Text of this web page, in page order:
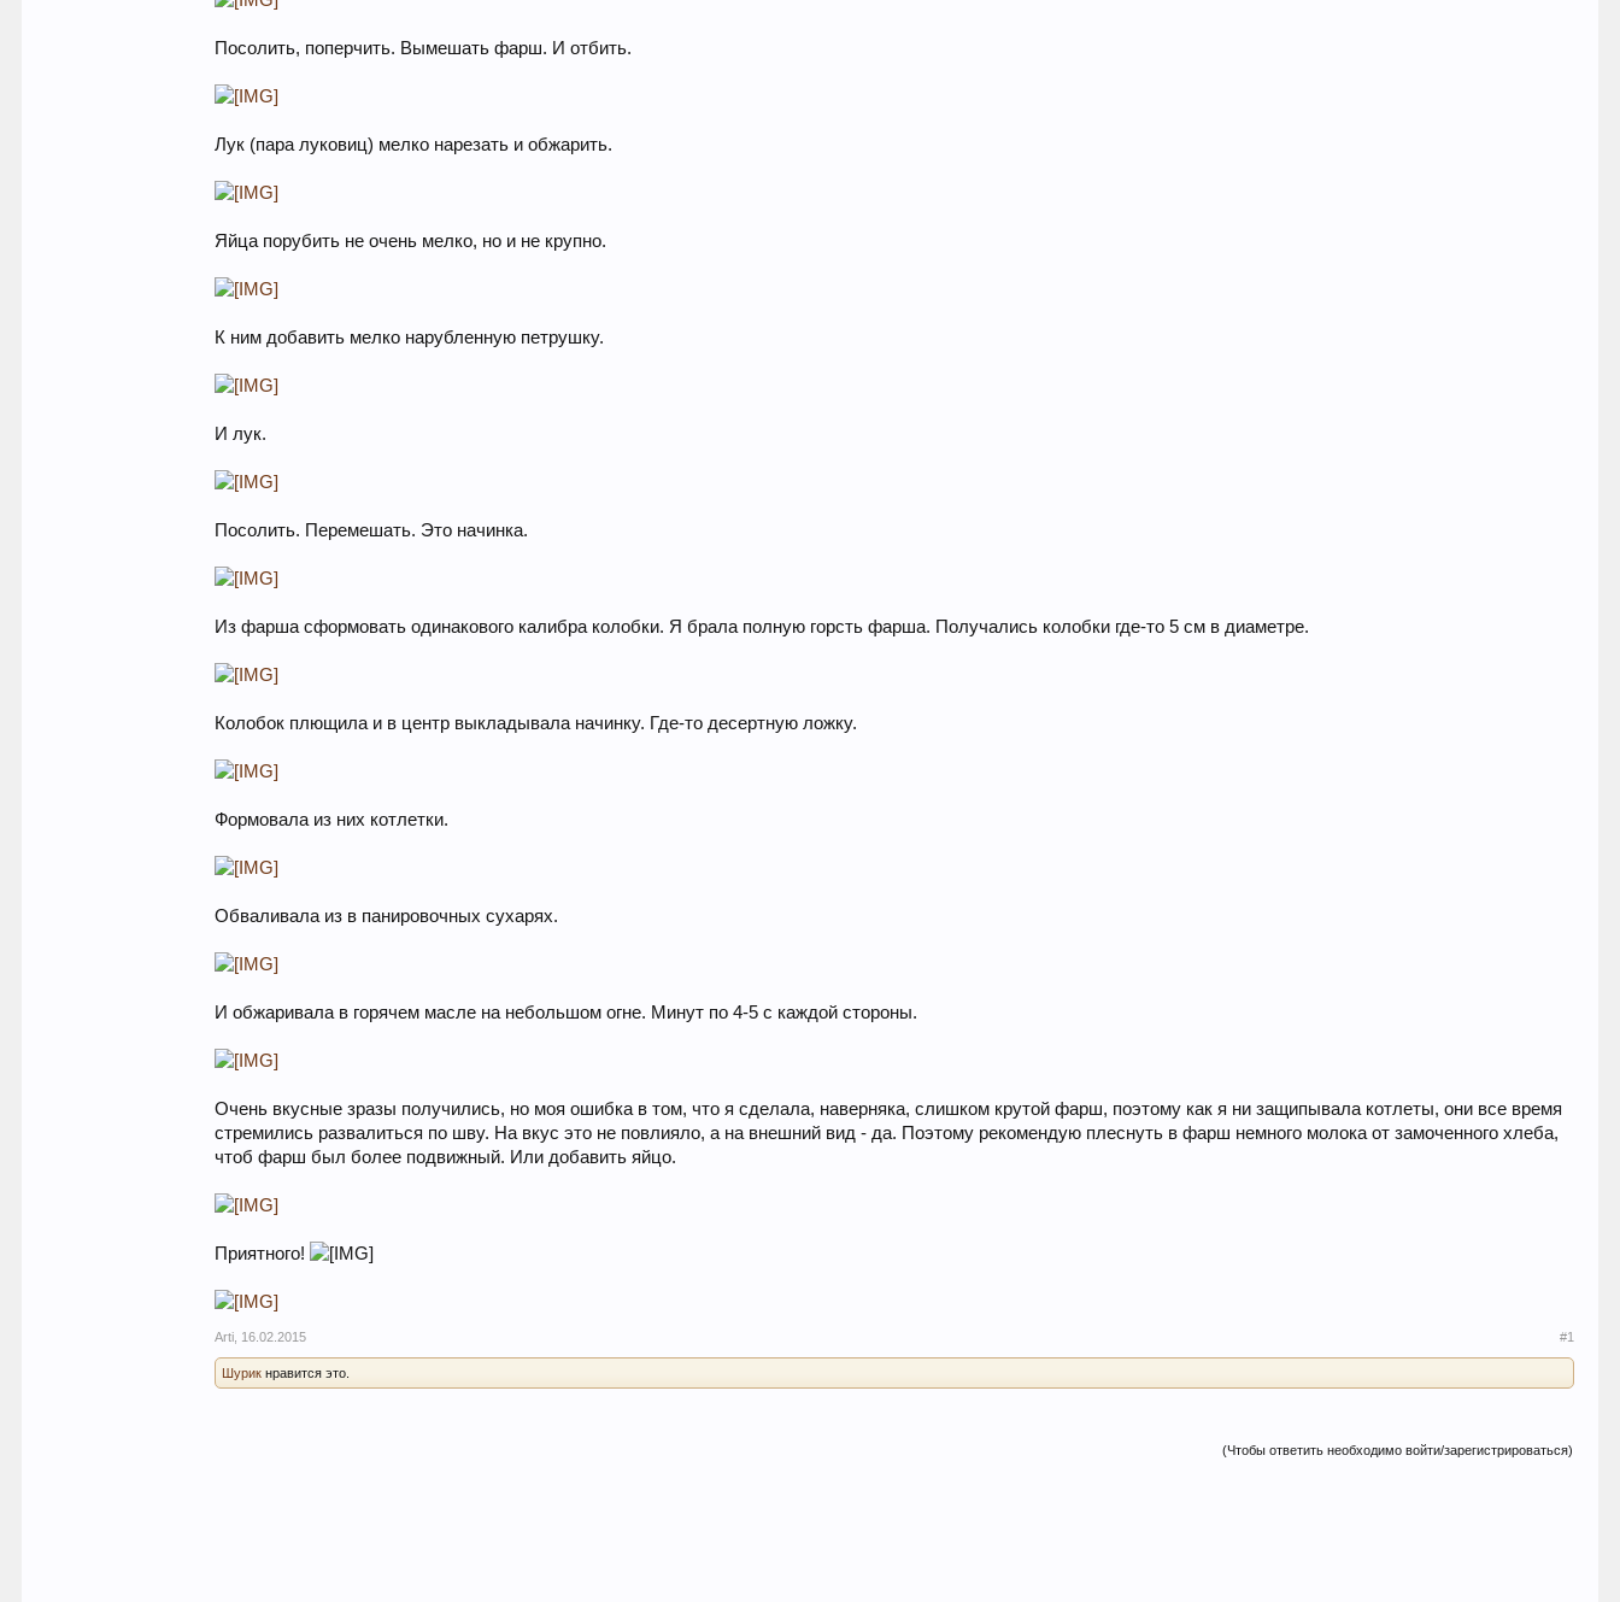
Посолить, поперчить. Вымешать фарш. И отбить.
Лук (пара луковиц) мелко нарезать и обжарить.
Яйца порубить не очень мелко, но и не крупно.
К ним добавить мелко нарубленную петрушку.
И лук.
Посолить. Перемешать. Это начинка.
Из фарша сформовать одинакового калибра колобки. Я брала полную горсть фарша. Получались колобки где-то 5 см в диаметре.
Колобок плющила и в центр выкладывала начинку. Где-то десертную ложку.
Формовала из них котлетки.
Обваливала из в панировочных сухарях.
И обжаривала в горячем масле на небольшом огне. Минут по 4-5 с каждой стороны.
Очень вкусные зразы получились, но моя ошибка в том, что я сделала, наверняка, слишком крутой фарш, поэтому как я ни защипывала котлеты, они все время
стремились развалиться по шву. На вкус это не повлияло, а на внешний вид - да. Поэтому рекомендую плеснуть в фарш немного молока от замоченного хлеба,
чтоб фарш был более подвижный. Или добавить яйцо.
Приятного!
Arti 16.02.2015 #1
Шурик нравится это.
(Чтобы ответить необходимо войти/зарегистрироваться)